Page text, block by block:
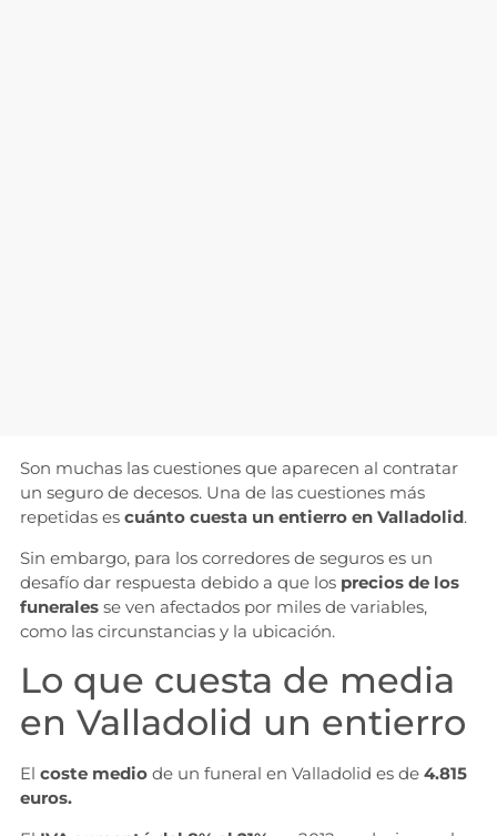
Son muchas las cuestiones que aparecen al contratar
un seguro de decesos. Una de las cuestiones más
repetidas es cuánto cuesta un entierro en Valladolid.
Sin embargo, para los corredores de seguros es un
desafío dar respuesta debido a que los precios de los
funeralesse ven afectados por miles de variables,
como las circunstancias y la ubicación.
Lo que cuesta de media
en Valladolid un entierro
El coste mediode un funeral en Valladolid es de 4.815
euros.